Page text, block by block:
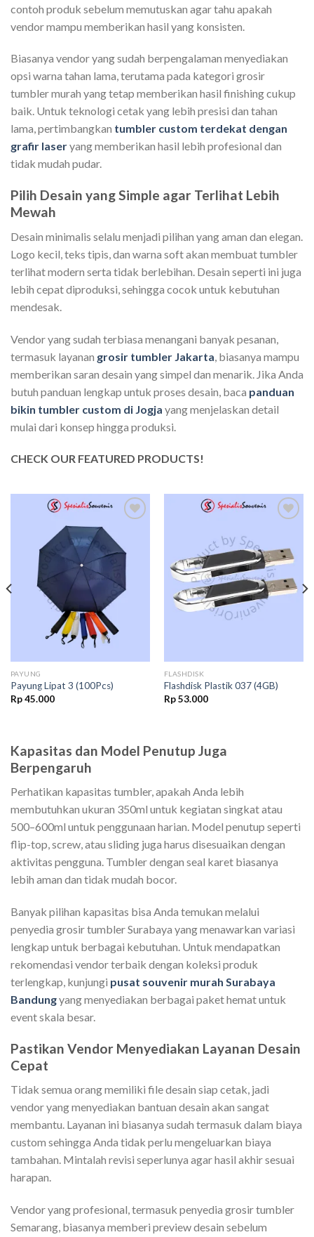
contoh produk sebelum memutuskan agar tahu apakah
vendor mampu memberikan hasil yang konsisten.
Biasanya vendor yang sudah berpengalaman menyediakan
opsi warna tahan lama, terutama pada kategori grosir
tumbler murah yang tetap memberikan hasil finishing cukup
baik. Untuk teknologi cetak yang lebih presisi dan tahan
lama, pertimbangkan tumbler custom terdekat dengan
grafir laseryang memberikan hasil lebih profesional dan
tidak mudah pudar.
Pilih Desain yang Simple agar Terlihat Lebih
Mewah
Desain minimalis selalu menjadi pilihan yang aman dan elegan.
Logo kecil, teks tipis, dan warna soft akan membuat tumbler
terlihat modern serta tidak berlebihan. Desain seperti ini juga
lebih cepat diproduksi, sehingga cocok untuk kebutuhan
mendesak.
Vendor yang sudah terbiasa menangani banyak pesanan,
termasuk layanan grosir tumbler Jakarta , biasanya mampu
memberikan saran desain yang simpel dan menarik. Jika Anda
butuh panduan lengkap untuk proses desain, baca panduan
bikin tumbler custom di Jogja yang menjelaskan detail
mulai dari konsep hingga produksi.
CHECK OUR FEATURED PRODUCTS!
Add to
PAYUNG
Payung Lipat 3 (100Pcs)
Rp45.000
Add to
wishlist
FLASHDISK
Flashdisk Plastik 037 (4GB)
Rp53.000
Kapasitas dan Model Penutup Juga
Berpengaruh
Perhatikan kapasitas tumbler, apakah Anda lebih
membutuhkan ukuran 350ml untuk kegiatan singkat atau
500–600ml untuk penggunaan harian. Model penutup seperti
flip-top, screw, atau sliding juga harus disesuaikan dengan
aktivitas pengguna. Tumbler dengan seal karet biasanya
lebih aman dan tidak mudah bocor.
Banyak pilihan kapasitas bisa Anda temukan melalui
penyedia grosir tumbler Surabaya yang menawarkan variasi
lengkap untuk berbagai kebutuhan. Untuk mendapatkan
rekomendasi vendor terbaik dengan koleksi produk
terlengkap, kunjungi pusat souvenir murah Surabaya
Bandungyang menyediakan berbagai paket hemat untuk
event skala besar.
Pastikan Vendor Menyediakan Layanan Desain
Cepat
Tidak semua orang memiliki file desain siap cetak, jadi
vendor yang menyediakan bantuan desain akan sangat
membantu. Layanan ini biasanya sudah termasuk dalam biaya
custom sehingga Anda tidak perlu mengeluarkan biaya
tambahan. Mintalah revisi seperlunya agar hasil akhir sesuai
harapan.
Vendor yang profesional, termasuk penyedia grosir tumbler
Semarang, biasanya memberi preview desain sebelum